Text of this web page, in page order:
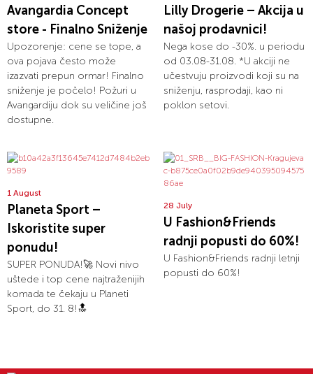
Avangardia Concept
store - Finalno Sniženje
Upozorenje: cene se tope, a
ova pojava često može
izazvati prepun ormar! Finalno
sniženje je počelo! Požuri u
Avangardiju dok su veličine još
dostupne.
Lilly Drogerie – Akcija u
našoj prodavnici!
Nega kose do -30%. u periodu
od 03.08-31.08. *U akciji ne
učestvuju proizvodi koji su na
sniženju, rasprodaji, kao ni
poklon setovi.
1 August
Planeta Sport –
Iskoristite super
ponudu!
SUPER PONUDA!🚀 Novi nivo
uštede i top cene najtraženijih
komada te čekaju u Planeti
Sport, do 31. 8!🔝
28 July
U Fashion&Friends
radnji popusti do 60%!
U Fashion&Friends radnji letnji
popusti do 60%!